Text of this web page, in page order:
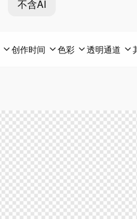
不含AI
创作时间 色彩 透明通道